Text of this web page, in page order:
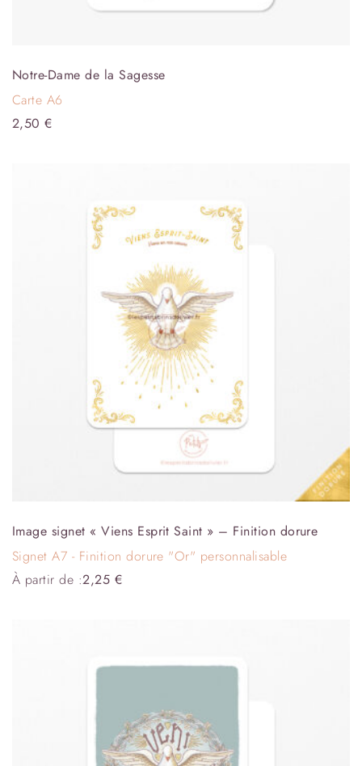
Notre-Dame de la Sagesse
Carte A6
2,50€
Image signet « Viens Esprit Saint » – Finition dorure
Signet A7 - Finition dorure "Or" personnalisable
À partir de :2,25 €